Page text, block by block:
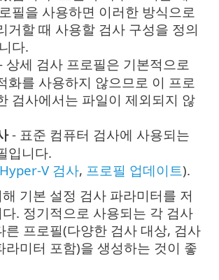
필을 사용하면 이러한 방식으로
거할 때 사용할 검사 구성을 정의
다.
상세 검사 프로필은 기본적으로
화를 사용하지 않으므로 이 프로
검사에서는 파일이 제외되지 않
- 표준 컴퓨터 검사에 사용되는
입니다.
Hyper-V 검사, 프로필 업데이트).
기본 설정 검사 파라미터를 저
. 정기적으로 사용되는 각 검사
른 프로필(다양한 검사 대상, 검사
라미터 포함)을 생성하는 것이 좋